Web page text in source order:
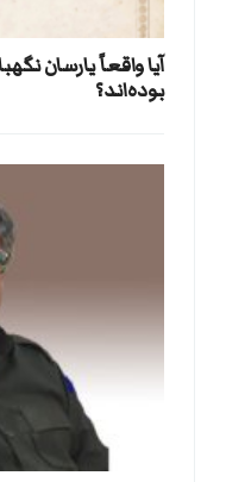
آیا واقعاً یارسان
بوده‌اند؟